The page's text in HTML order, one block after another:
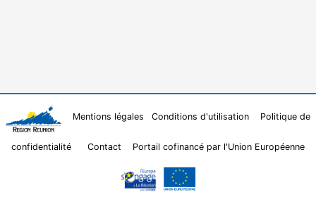
Mentions légales Conditions d'utilisation Politique de
confidentialité Contact Portail cofinancé par l'Union Européenne